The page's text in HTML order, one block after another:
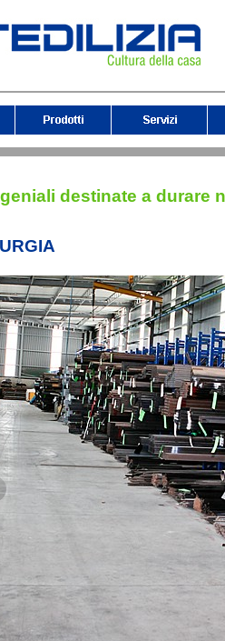
destinate a durare